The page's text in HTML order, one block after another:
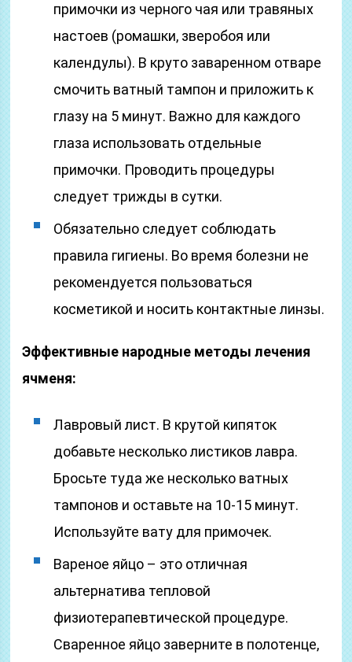
примочки из черного чая или травяных
настоев (ромашки, зверобоя или
календулы). В круто заваренном отваре
смочить ватный тампон и приложить к
глазу на 5 минут. Важно для каждого
глаза использовать отдельные
примочки. Проводить процедуры
следует трижды в сутки.
Обязательно следует соблюдать
правила гигиены. Во время болезни не
рекомендуется пользоваться
косметикой и носить контактные линзы.
Эффективные народные методы лечения
ячменя:
Лавровый лист. В крутой кипяток
добавьте несколько листиков лавра.
Бросьте туда же несколько ватных
тампонов и оставьте на 10-15 минут.
Используйте вату для примочек.
Вареное яйцо – это отличная
альтернатива тепловой
физиотерапевтической процедуре.
Сваренное яйцо заверните в полотенце,